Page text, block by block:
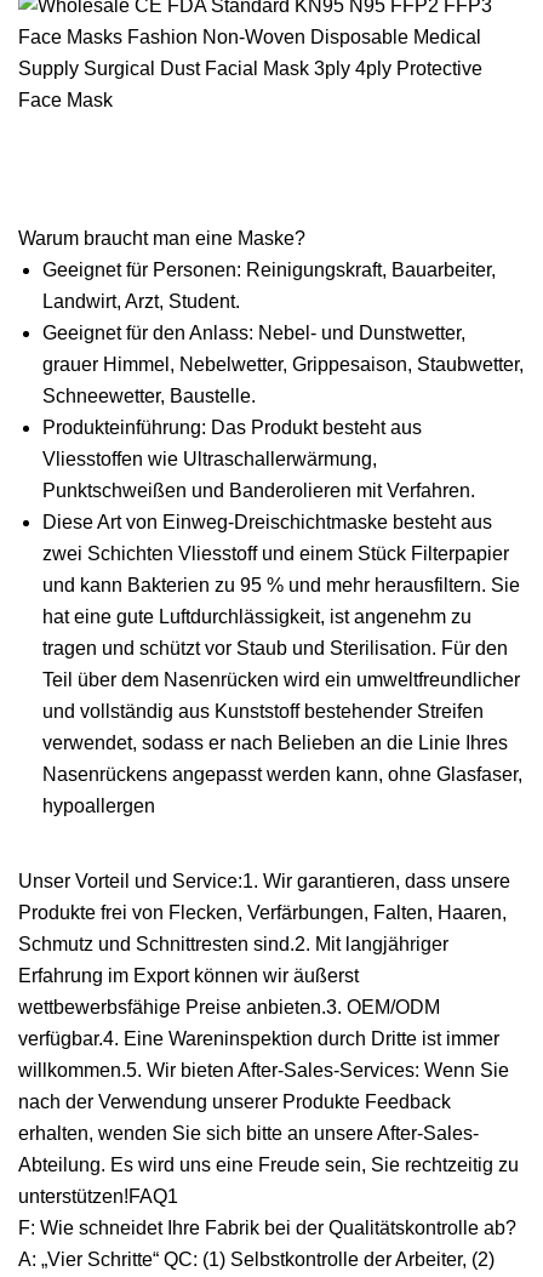
Warum braucht man eine Maske?
Geeignet für Personen: Reinigungskraft, Bauarbeiter,
Landwirt, Arzt, Student.
Geeignet für den Anlass: Nebel- und Dunstwetter,
grauer Himmel, Nebelwetter, Grippesaison, Staubwetter,
Schneewetter, Baustelle.
Produkteinführung: Das Produkt besteht aus
Vliesstoffen wie Ultraschallerwärmung,
Punktschweißen und Banderolieren mit Verfahren.
Diese Art von Einweg-Dreischichtmaske besteht aus
zwei Schichten Vliesstoff und einem Stück Filterpapier
und kann Bakterien zu 95 % und mehr herausfiltern. Sie
hat eine gute Luftdurchlässigkeit, ist angenehm zu
tragen und schützt vor Staub und Sterilisation. Für den
Teil über dem Nasenrücken wird ein umweltfreundlicher
und vollständig aus Kunststoff bestehender Streifen
verwendet, sodass er nach Belieben an die Linie Ihres
Nasenrückens angepasst werden kann, ohne Glasfaser,
hypoallergen
Unser Vorteil und Service:1. Wir garantieren, dass unsere
Produkte frei von Flecken, Verfärbungen, Falten, Haaren,
Schmutz und Schnittresten sind.2. Mit langjähriger
Erfahrung im Export können wir äußerst
wettbewerbsfähige Preise anbieten.3. OEM/ODM
verfügbar.4. Eine Wareninspektion durch Dritte ist immer
willkommen.5. Wir bieten After-Sales-Services: Wenn Sie
nach der Verwendung unserer Produkte Feedback
erhalten, wenden Sie sich bitte an unsere After-Sales-
Abteilung. Es wird uns eine Freude sein, Sie rechtzeitig zu
unterstützen!FAQ1
F: Wie schneidet Ihre Fabrik bei der Qualitätskontrolle ab?
A: „Vier Schritte“ QC: (1) Selbstkontrolle der Arbeiter, (2)